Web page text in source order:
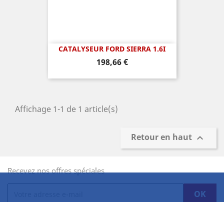
CATALYSEUR FORD SIERRA 1.6I
Prix
198,66 €
Affichage 1-1 de 1 article(s)
Retour en haut 
Recevez nos offres spéciales